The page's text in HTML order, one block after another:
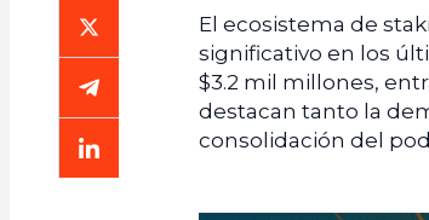
El ecosistema de
significativo en los
$3.2 mil millones,
destacan tanto la
consolidación del